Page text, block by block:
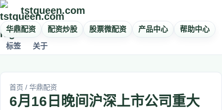
tstqueen.com
华鼎配资 配资炒股 股票微配资 产品中心
帮助中心
标签
关于
首页 / 华鼎配资
6月16日晚间沪深上市公司重大